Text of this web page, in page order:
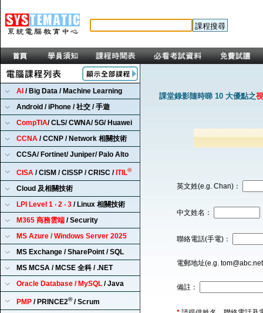
AI / Big Data / Machine Learning
Android / iPhone / 社交 / 手遊
CompTIA/ CLS/ CWNA/ 5G/ Huawei
CCNA / CCNP / Network 相關技術
CCSA/ Fortinet/ Juniper/ Palo Alto
CISA / CISM / CISSP / CRISC / ITIL®
Cloud 及相關技術
LPI Level 1 ‧ 2 ‧ 3 / Linux 相關技術
M365 商務雲端 / Security
MS Azure / Windows Server 2025
MS Exchange / SharePoint / SQL
MS MCSA / MCSE 全科 / .NET
Oracle Database / MySQL / Java
PMP / PRINCE2®/ Scrum
課堂錄影隨時睇 10 大優點之
英文姓(e.g. Chan)：
中文姓名：
聯絡電話(手電)：
電郵地址(e.g.
備註：